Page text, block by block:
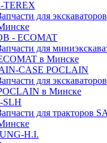
TEREX
для
- ECOMAT
для
в Минске
CASE POCLAIN
для
в Минске
SLH
для тракторов
H.I.